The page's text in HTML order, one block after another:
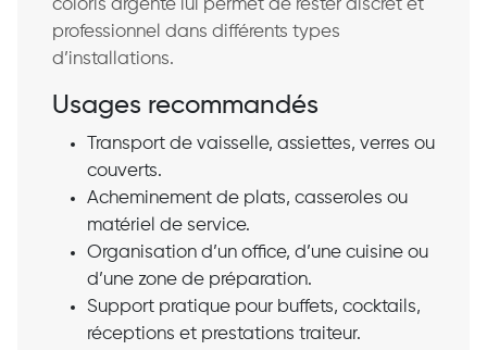
coloris argenté lui permet de rester discret et
professionnel dans différents types
d’installations.
Usages recommandés
Transport de vaisselle, assiettes, verres ou
couverts.
Acheminement de plats, casseroles ou
matériel de service.
Organisation d’un office, d’une cuisine ou
d’une zone de préparation.
Support pratique pour buffets, cocktails,
réceptions et prestations traiteur.